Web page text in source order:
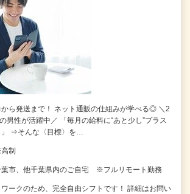
ら発送まで！ ネット通販の仕組みが学べる◎ ＼2
男性が活躍中／ 「毎月の給料に“あと少し”プラス
」 ⇒そんな〈目標〉を…
制
葉市、他千葉県内のご自宅 ※フルリモート勤務
ワークのため、完全自由シフトです！ 詳細はお問い